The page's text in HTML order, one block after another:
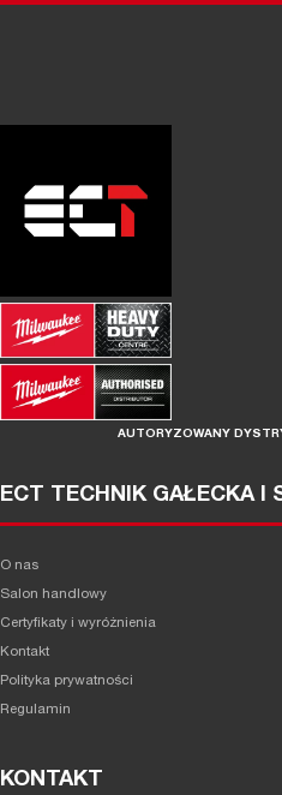
AUTORYZOWANY
ECT TECHNIK GAŁECKA I
O nas
Salon handlowy
Certyfikaty i wyróżnienia
Kontakt
Polityka prywatności
Regulamin
KONTAKT